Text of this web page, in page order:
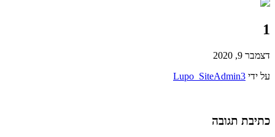
1
דצמבר 9, 2020
על ידי Lupo_SiteAdmin3
כתיבת תגובה